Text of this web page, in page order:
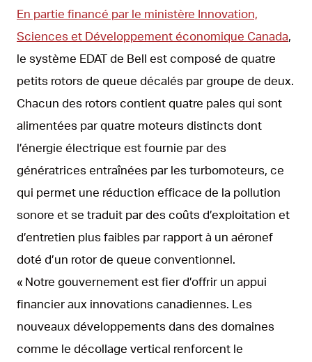
En partie financé par le ministère Innovation,
Sciences et Développement économique Canada,
le système EDAT de Bell est composé de quatre
petits rotors de queue décalés par groupe de deux.
Chacun des rotors contient quatre pales qui sont
alimentées par quatre moteurs distincts dont
l’énergie électrique est fournie par des
génératrices entraînées par les turbomoteurs, ce
qui permet une réduction efficace de la pollution
sonore et se traduit par des coûts d’exploitation et
d’entretien plus faibles par rapport à un aéronef
doté d’un rotor de queue conventionnel.
« Notre gouvernement est fier d’offrir un appui
financier aux innovations canadiennes. Les
nouveaux développements dans des domaines
comme le décollage vertical renforcent le